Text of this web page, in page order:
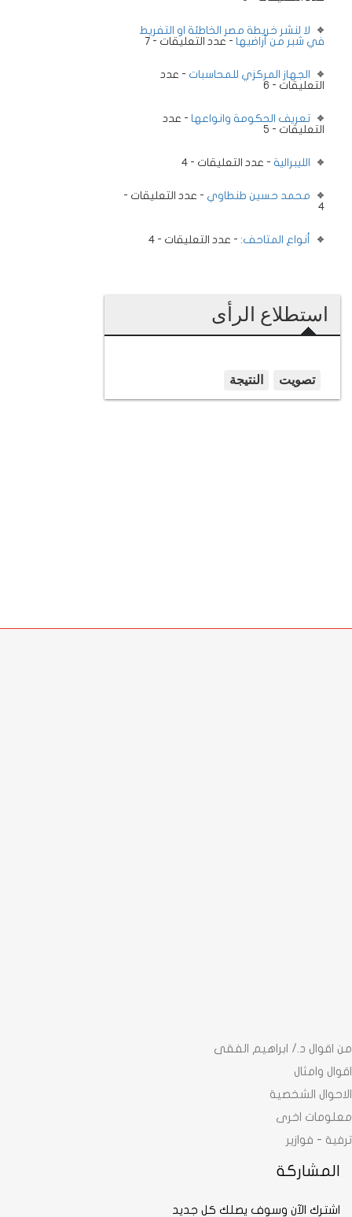
لا لنشر خريطة مصر الخاطئة او التفريط
في شبر من أراضيها - عدد التعليقات - 7
الجهاز المركزي للمحاسبات - عدد
التعليقات - 6
تعريف الحكومة وانواعها - عدد
التعليقات - 5
الليبرالية - عدد التعليقات - 4
محمد حسين طنطاوي - عدد التعليقات -
4
أنواع المتاحف: - عدد التعليقات - 4
استطلاع الرأى
من اقوال د./ ابراهيم الفقى
اقوال وامثال
الاحوال الشخصية
معلومات اخرى
ترفية - فوازير
المشاركة
اشترك الآن وسوف يصلك كل جديد